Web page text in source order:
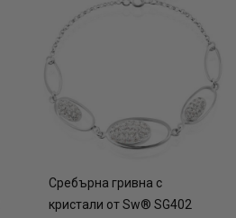
Сребърна гривна с
кристали от Sw® SG402